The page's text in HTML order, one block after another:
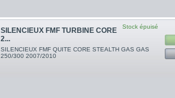
Stock épuisé
SILENCIEUX FMF TURBINE CORE
2...
SILENCIEUX FMF QUITE CORE STEALTH GAS GAS
250/300 2007/2010